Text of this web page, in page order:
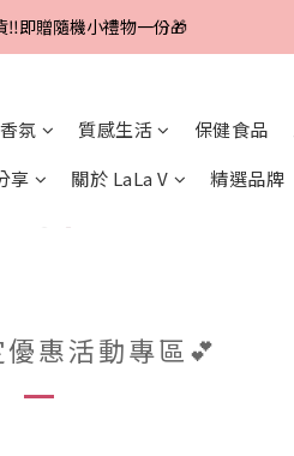
，首購、回購皆贈100元
‼️即贈隨機小禮物一份🎁
氛 質感生活 保健食品
享 關於 LaLa V 精選品牌
惠活動專區💕